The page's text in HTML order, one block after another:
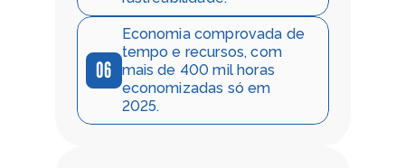
06
Economia comprovada de
tempo e recursos, com
mais de 400 mil horas
economizadas só em
2025.